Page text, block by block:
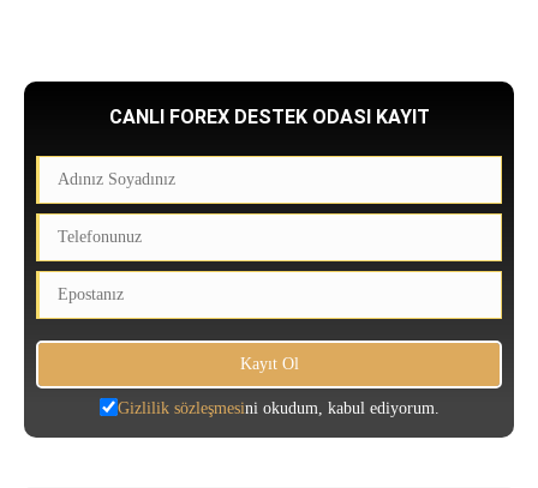
CANLI FOREX DESTEK ODASI KAYIT
Gizlilik sözleşmesini okudum, kabul ediyorum.